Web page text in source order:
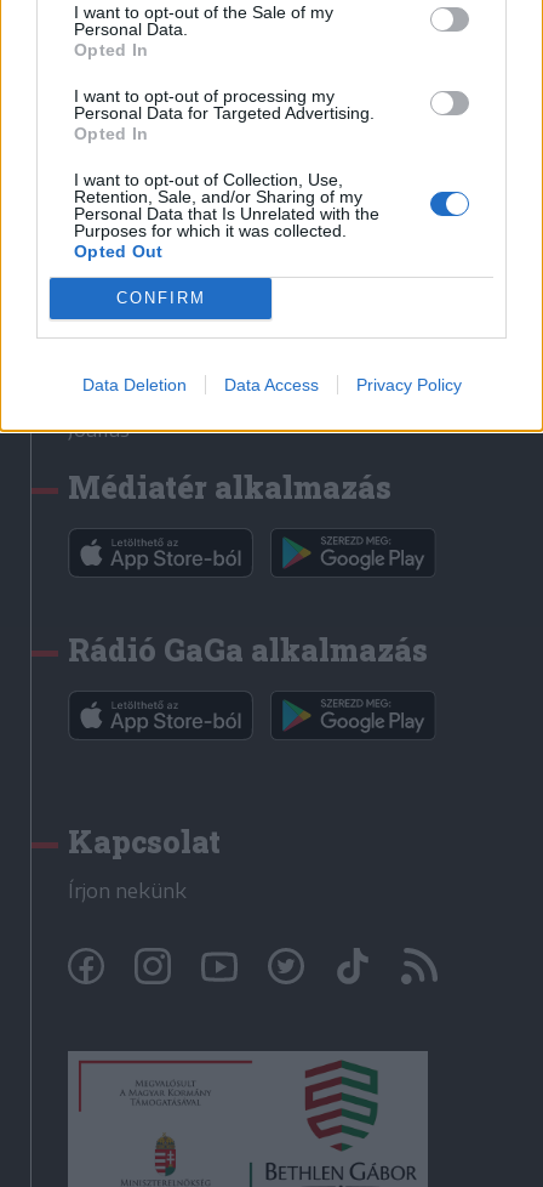
I want to opt-out of the Sale of my
Personal Data.
Opted In
I want to opt-out of processing my
Personal Data for Targeted Advertising.
Opted In
I want to opt-out of Collection, Use,
Retention, Sale, and/or Sharing of my
Personal Data that Is Unrelated with the
Purposes for which it was collected.
Opted Out
CONFIRM
Data Deletion Data Access Privacy Policy
Sütibeállítások
Médiatér
Liget
Krónika
Bihari Napló
Erdélyi Napló
Főtér
Rádió GaGa
Jóállás
Médiatér alkalmazás
Rádió GaGa alkalmazás
Kapcsolat
Írjon nekünk